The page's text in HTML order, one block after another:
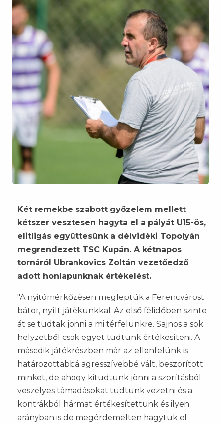
Két remekbe szabott győzelem mellett
kétszer vesztesen hagyta el a pályát U15-ös,
elitligás együttesünk a délvidéki Topolyán
megrendezett TSC Kupán. A kétnapos
tornáról Ubrankovics Zoltán vezetőedző
adott honlapunknak értékelést.
"A nyitómérkőzésen megleptük a Ferencvárost
bátor, nyílt játékunkkal. Az első félidőben szinte
át se tudtak jönni a mi térfelünkre. Sajnos a sok
helyzetből csak egyet tudtunk értékesíteni. A
második játékrészben már az ellenfelünk is
határozottabbá agresszívebbé vált, beszorított
minket, de ahogy kitudtunk jönni a szorításból
veszélyes támadásokat tudtunk vezetni és a
kontrákból hármat értékesítettünk és ilyen
arányban is de megérdemelten hagytuk el